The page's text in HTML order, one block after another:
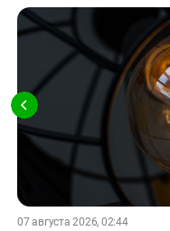
07 августа 2026, 02:44